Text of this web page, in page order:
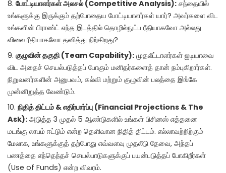
போட்டியாளர்கள் அலசல் (Competitive Analysis): சந்தையில்
உங்களுக்கு இருக்கும் தற்போதைய போட்டியாளர்கள் யார்? அவர்களை விட
உங்களின் பிராண்ட் எந்த இடத்தில் தொழில்நுட்ப ரீதியாகவோ அல்லது
விலை ரீதியாகவோ தனித்து நிற்கிறது?
குழுவின் தகுதி (Team Capability): முதலீட்டாளர்கள் ஐடியாவை
விட அதைச் செயல்படுத்தப் போகும் மனிதர்களைத் தான் நம்புகிறார்கள்.
நிறுவனர்களின் அனுபவம், கல்வி மற்றும் குழுவின் பலத்தை இங்கே
முன்னிறுத்த வேண்டும்.
நிதித் திட்டம் & எதிர்பார்ப்பு (Financial Projections & The
Ask): அடுத்த 3 முதல் 5 ஆண்டுகளில் உங்கள் பிசினஸ் எத்தனை
மடங்கு லாபம் ஈட்டும் என்ற தெளிவான நிதித் திட்டம். எல்லாவற்றிற்கும்
மேலாக, உங்களுக்குத் தற்போது எவ்வளவு முதலீடு தேவை, அந்தப்
பணத்தை எந்தெந்தச் செயல்பாடுகளுக்குப் பயன்படுத்தப் போகிறீர்கள்
(Use of Funds) என்ற விவரம்.